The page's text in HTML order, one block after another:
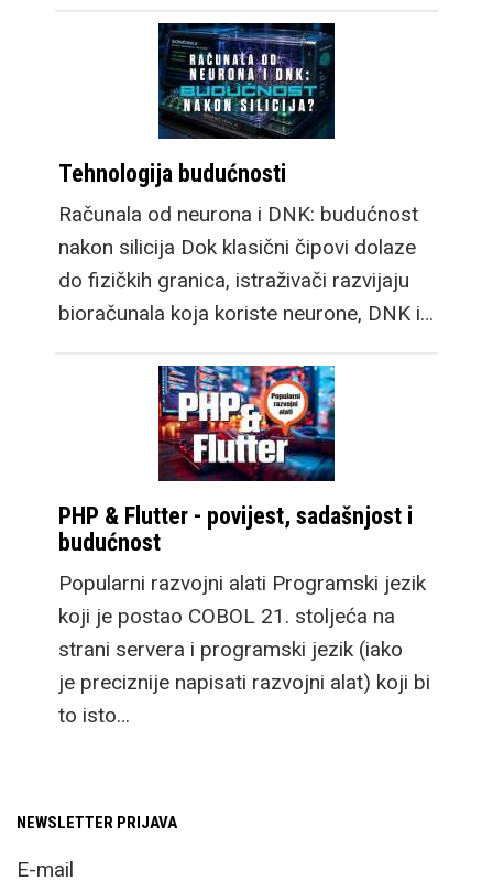
Tehnologija budućnosti
Računala od neurona i DNK: budućnost
nakon silicija Dok klasični čipovi dolaze
do fizičkih granica, istraživači razvijaju
bioračunala koja koriste neurone, DNK i…
PHP & Flutter - povijest, sadašnjost i
budućnost
Popularni razvojni alati Programski jezik
koji je postao COBOL 21. stoljeća na
strani servera i programski jezik (iako
je preciznije napisati razvojni alat) koji bi
to isto…
NEWSLETTER PRIJAVA
E-mail